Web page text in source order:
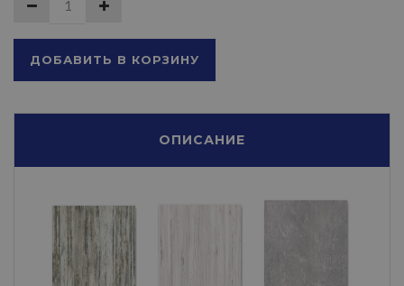
ДОБАВИТЬ В КОРЗИНУ
ОПИСАНИЕ